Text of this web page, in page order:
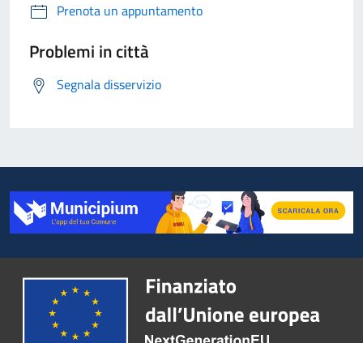
Prenota un appuntamento
Problemi in città
Segnala disservizio